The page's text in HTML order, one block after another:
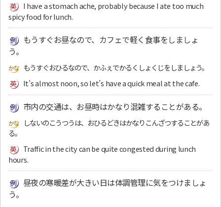
I have a stomach ache, probably because I ate too much
spicy food for lunch.
もうすぐお昼なので、カフェで軽く食事をしましょ
う。
もうすぐおひるなので、かふぇでかるくしょくじをしましょう。
It’s almost noon, so let’s have a quick meal at the cafe.
市内の交通は、お昼時はかなり混雑することがある。
しないのこうつうは、おひるどきはかなりこんざつすることがあ
る。
Traffic in the city can be quite congested during lunch
hours.
昼夜の寒暖差が大きい日は体調管理に気をつけましょ
う。